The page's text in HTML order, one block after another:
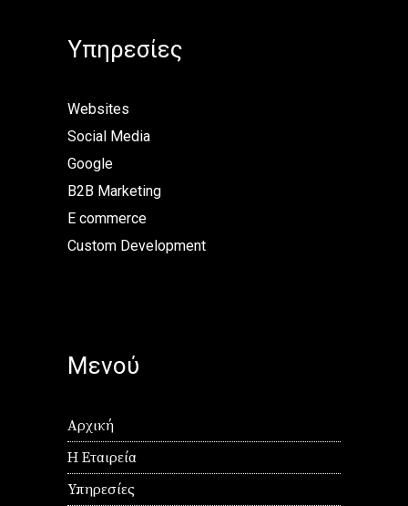
Υπηρεσίες
Websites
Social Media
Google
B2B Marketing
E commerce
Custom Development
Μενού
Αρχική
Η Εταιρεία
Υπηρεσίες